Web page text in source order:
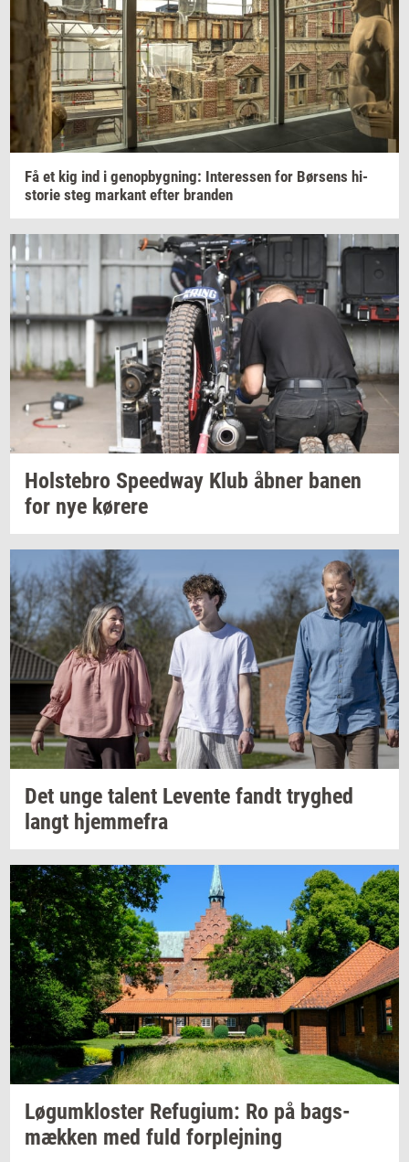
Få et kig ind i genop­byg­ning: In­ter­es­sen for Bør­sens hi­
sto­rie steg mar­kant efter bran­den
Holste­bro Spe­edway Klub åbner banen
for nye kø­re­re
Det unge ta­lent Le­ven­te fandt tryg­hed
langt hjem­me­fra
Løgum­klo­ster Re­fu­gi­um: Ro på bags­
mæk­ken med fuld for­plej­ning